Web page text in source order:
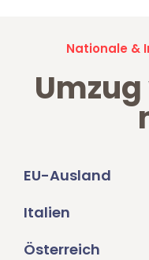
Nationale &
EU-Ausland
Italien
Österreich